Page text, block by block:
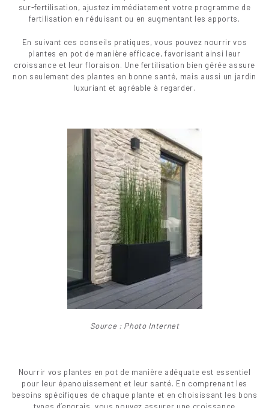
sur-fertilisation, ajustez immédiatement votre programme de
fertilisation en réduisant ou en augmentant les apports.
En suivant ces conseils pratiques, vous pouvez nourrir vos
plantes en pot de manière efficace, favorisant ainsi leur
croissance et leur floraison. Une fertilisation bien gérée assure
non seulement des plantes en bonne santé, mais aussi un jardin
luxuriant et agréable à regarder.
Source : Photo Internet
Nourrir vos plantes en pot de manière adéquate est essentiel
pour leur épanouissement et leur santé. En comprenant les
besoins spécifiques de chaque plante et en choisissant les bons